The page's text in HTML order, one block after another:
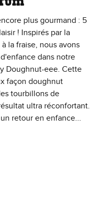
plus gourmand : 5
! Inspirés par la
la fraise, nous avons
dans notre
Doughnut-eee. Cette
façon doughnut
tourbillons de
ultra réconfortant.
retour en enfance...